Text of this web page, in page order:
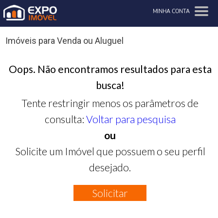
MINHA CONTA
Imóveis para Venda ou Aluguel
Oops. Não encontramos resultados para esta
busca!
Tente restringir menos os parâmetros de
consulta: Voltar para pesquisa
ou
Solicite um Imóvel que possuem o seu perfil
desejado.
Solicitar